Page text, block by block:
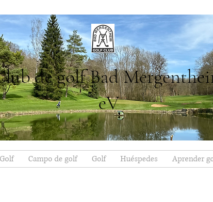
de golf Bad
eV
Campo de golf Golf Huéspedes Aprender